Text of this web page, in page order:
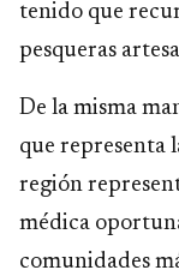
tenido que
pesqueras
De la misma
que representa
región
médica
comunidades